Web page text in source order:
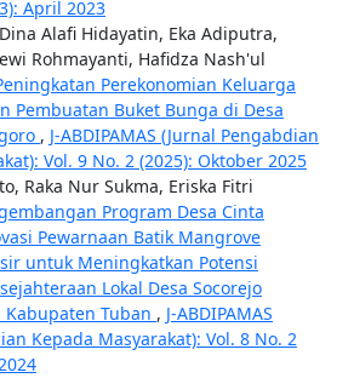
April 2023
Alafi Hidayatin, Eka Adiputra,
Rohmayanti, Hafidza Nash'ul
Perekonomian Keluarga
Pembuatan Buket Bunga di Desa
, J-ABDIPAMAS (Jurnal Pengabdian
Vol. 9 No. 2 (2025): Oktober 2025
Raka Nur Sukma, Eriska Fitri
Program Desa Cinta
Pewarnaan Batik Mangrove
untuk Meningkatkan Potensi
Lokal Desa Socorejo
Kabupaten Tuban , J-ABDIPAMAS
Kepada Masyarakat): Vol. 8 No. 2